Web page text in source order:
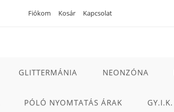
Fiókom Kosár Kapcsolat
GLITTERMÁNIA NEONZÓNA
PÓLÓ NYOMTATÁS ÁRAK GY.I.K.